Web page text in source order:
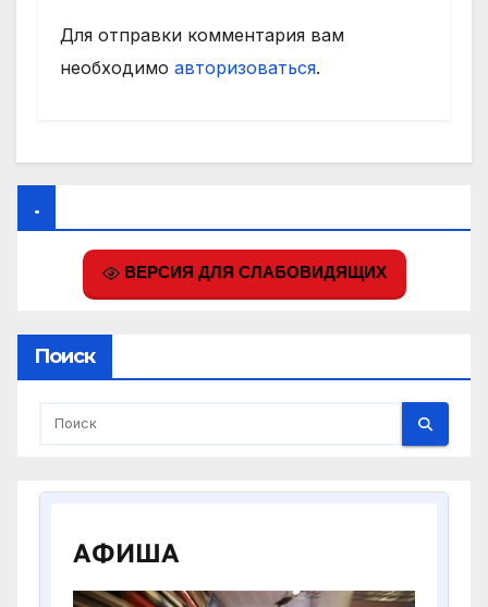
Для отправки комментария вам
необходимо авторизоваться.
.
ВЕРСИЯ ДЛЯ СЛАБОВИДЯЩИХ
Поиск